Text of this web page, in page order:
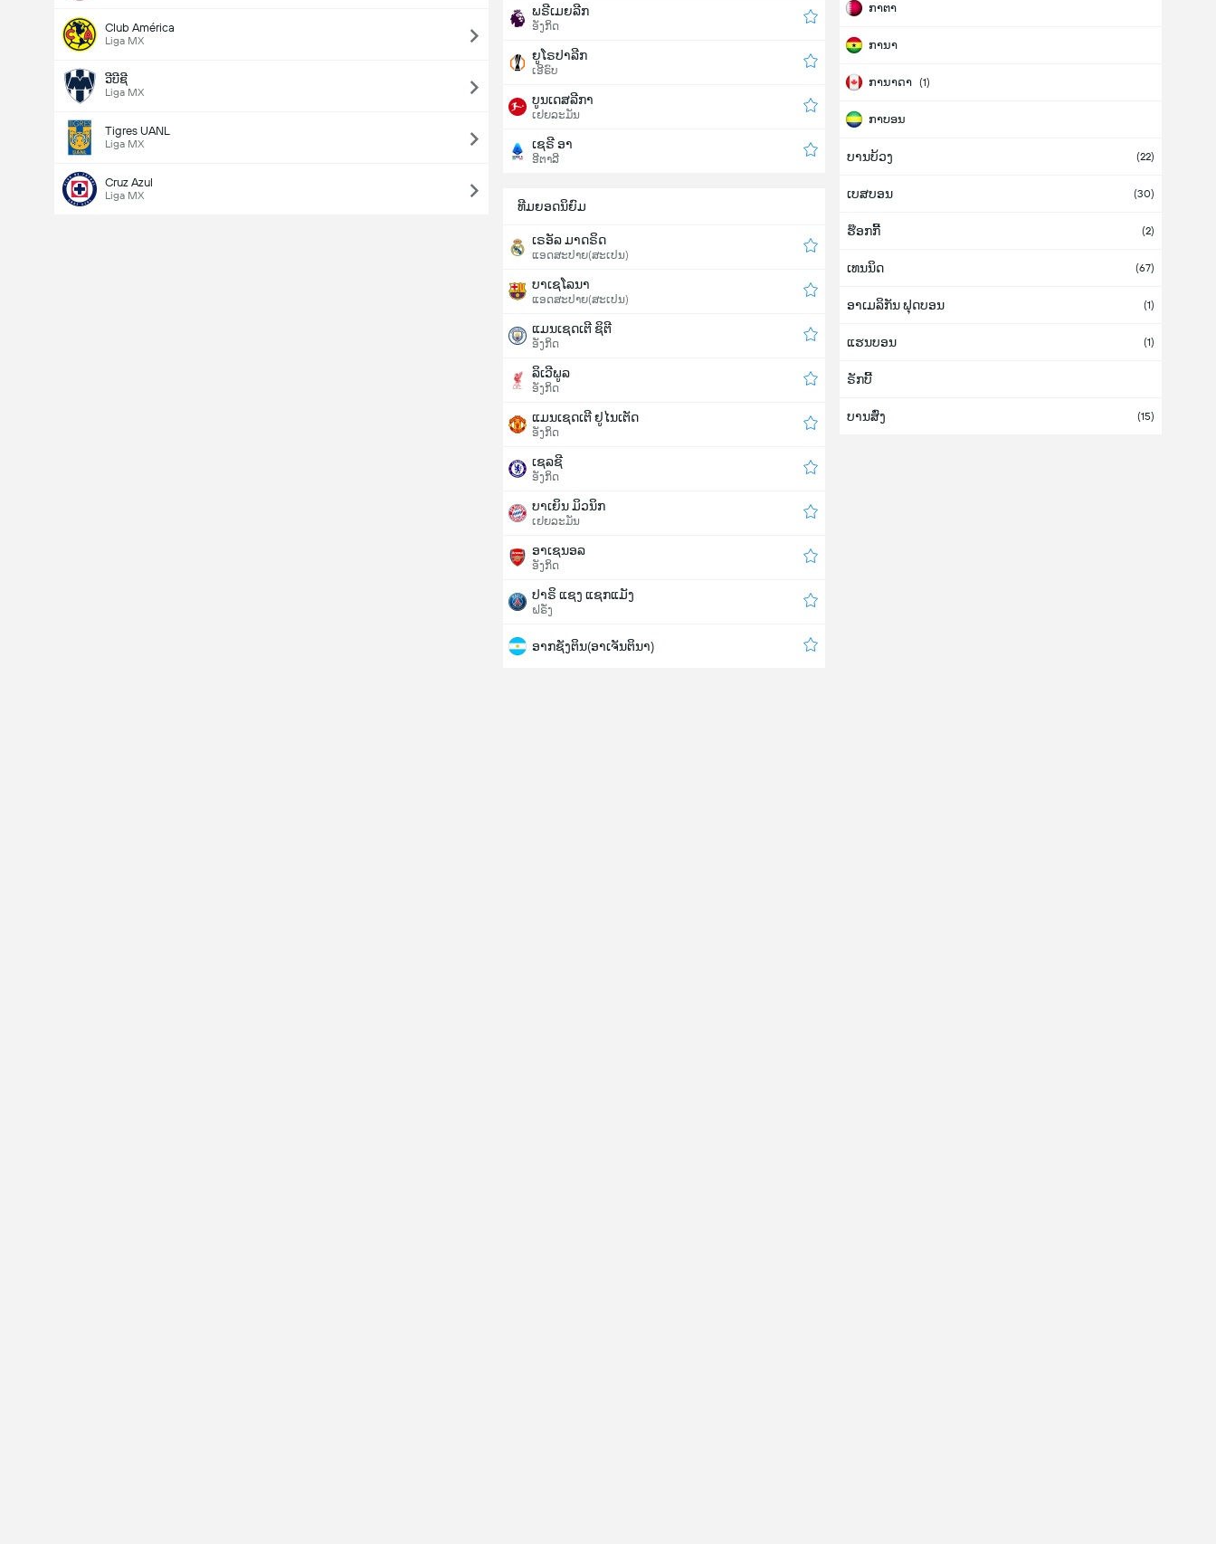
Club América
Liga MX
ວີບີຊີ
Liga MX
Tigres UANL
Liga MX
Cruz Azul
Liga MX
ພຣີເມຍລີກ
ອັງກິດ
ຍູໂຣປາລີກ
ເອີຣົບ
ບູນເດສລີກາ
ເຢຍລະມັນ
ເຊຣີ ອາ
ອີຕາລີ
ກາຕາ
ການາ
ການາດາ (1)
ກາບອນ
ກາຢານາ
ກິບຣາລຕາ
ກູບາ (ຄິວບາ)
ກູຣາເກົາ
ກົດດີວົວ
ກົວເດລຸບ
ກົວເຕມາລາ
ເກຣນາດາ
ບານບ້ວງ (22)
ເບສບອນ (30)
ຮ໊ອກກີ້ (2)
ເທນນິດ (67)
ອາເມລິກັນ ຟຸດບອນ (1)
ແຮນບອນ (1)
ຣັກບີ້
ບານສົ່ງ (15)
ທີມຍອດນິຍົມ
ເຣອັລ ມາດຣິດ
ແອດສະປາຍ​(ສະເປນ)
ບາເຊໂລນາ
ແອດສະປາຍ​(ສະເປນ)
ແມນເຊດເຕີ ຊິຕີ
ອັງກິດ
ລິເວີພູລ
ອັງກິດ
ແມນເຊດເຕີ ຢູໄນເຕັດ
ອັງກິດ
ເຊລຊີ
ອັງກິດ
ບາເຍິນ ມິວນິກ
ເຢຍລະມັນ
ອາເຊນອລ
ອັງກິດ
ປາຣິ ແຊງ ແຊກແມັງ
ຝຣັ່ງ
ອາກຊັງຕິນ(ອາເຈັນຕິນາ)